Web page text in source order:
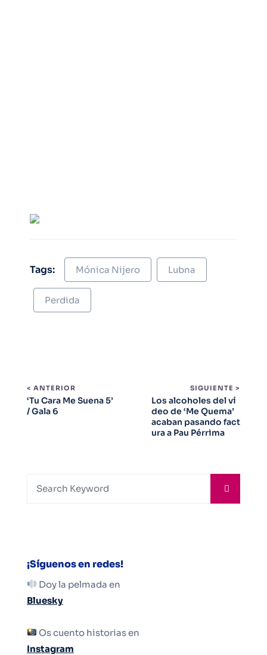
Tags: Mónica Nijero Lubna
Perdida
< ANTERIOR
‘Tu Cara Me Suena 5’
/ Gala 6
SIGUIENTE >
Los alcoholes del ví
deo de ‘Me Quema’
acaban pasando fact
ura a Pau Pérrima
¡Síguenos en redes!
Doy la pelmada en
Bluesky
Os cuento historias en
Instagram